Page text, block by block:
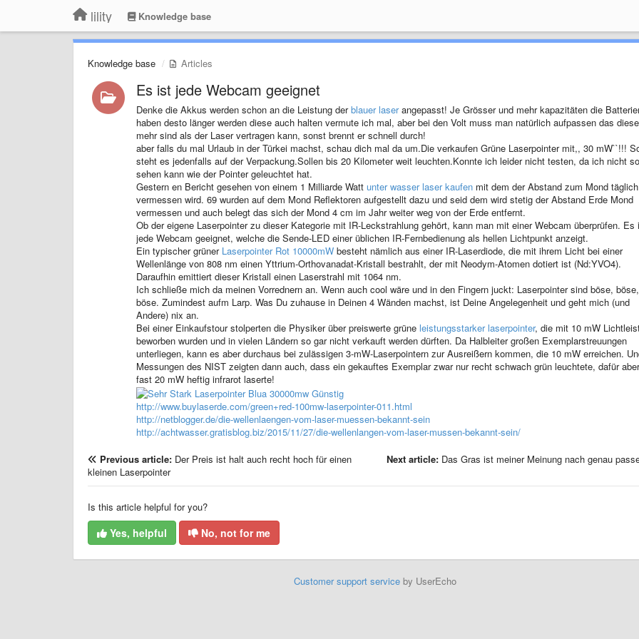
lility Knowledge base
Knowledge base Articles
​Es ist jede Webcam geeignet
Denke die Akkus werden schon an die Leistung derblauer laserangepasst! Je Grösser und mehr kapazitäten die
haben desto länger werden diese auch halten vermute ich mal, aber bei den Volt muss man natürlich aufpassen das
mehr sind als der Laser vertragen kann, sonst brennt er schnell durch!
aber falls du mal Urlaub in der Türkei machst, schau dich mal da um.Die verkaufen Grüne Laserpointer mit,, 30 mW``!!!
steht es jedenfalls auf der Verpackung.Sollen bis 20 Kilometer weit leuchten.Konnte ich leider nicht testen, da ich nicht
sehen kann wie der Pointer geleuchtet hat.
Gestern en Bericht gesehen von einem 1 Milliarde Watt unter wasser laser kaufenmit dem der Abstand zum Mond täglich
vermessen wird. 69 wurden auf dem Mond Reflektoren aufgestellt dazu und seid dem wird stetig der Abstand Erde Mond
vermessen und auch belegt das sich der Mond 4 cm im Jahr weiter weg von der Erde entfernt.
Ob der eigene Laserpointer zu dieser Kategorie mit IR-Leckstrahlung gehört, kann man mit einer Webcam überprüfen. Es
jede Webcam geeignet, welche die Sende-LED einer üblichen IR-Fernbedienung als hellen Lichtpunkt anzeigt.
Ein typischer grüner Laserpointer Rot 10000mWbesteht nämlich aus einer IR-Laserdiode, die mit ihrem Licht bei einer
Wellenlänge von 808 nm einen Yttrium-Orthovanadat-Kristall bestrahlt, der mit Neodym-Atomen dotiert ist (Nd:YVO4).
Daraufhin emittiert dieser Kristall einen Laserstrahl mit 1064 nm.
Ich schließe mich da meinen Vorrednern an. Wenn auch cool wäre und in den Fingern juckt: Laserpointer sind böse, böse,
böse. Zumindest aufm Larp. Was Du zuhause in Deinen 4 Wänden machst, ist Deine Angelegenheit und geht mich (und
Andere) nix an.
Bei einer Einkaufstour stolperten die Physiker über preiswerte grüne leistungsstarker laserpointer, die mit 10 mW
beworben wurden und in vielen Ländern so gar nicht verkauft werden dürften. Da Halbleiter großen Exemplarstreuungen
unterliegen, kann es aber durchaus bei zulässigen 3-mW-Laserpointern zur Ausreißern kommen, die 10 mW erreichen.
Messungen des NIST zeigten dann auch, dass ein gekauftes Exemplar zwar nur recht schwach grün leuchtete, dafür
fast 20 mW heftig infrarot laserte!
http://www.buylaserde.com/green+red-100mw-laserpointer-011.html
http://netblogger.de/die-wellenlaengen-vom-laser-muessen-bekannt-sein
http://achtwasser.gratisblog.biz/2015/11/27/die-wellenlangen-vom-laser-mussen-bekannt-sein/
Previous article: ​Der Preis ist halt auch recht hoch für einen
kleinen Laserpointer
Next article: ​Das Gras ist meiner Meinung nach genau
Is this article helpful for you?
Yes, helpful No, not for me
Customer support serviceby UserEcho